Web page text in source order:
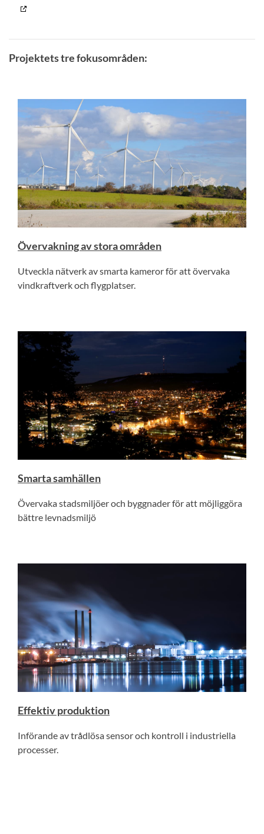
Projektets tre fokusområden:
Övervakning av stora områden
Utveckla nätverk av smarta kameror för att övervaka
vindkraftverk och flygplatser.
Smarta samhällen
Övervaka stadsmiljöer och byggnader för att möjliggöra
bättre levnadsmiljö
Effektiv produktion
Införande av trådlösa sensor och kontroll i industriella
processer.